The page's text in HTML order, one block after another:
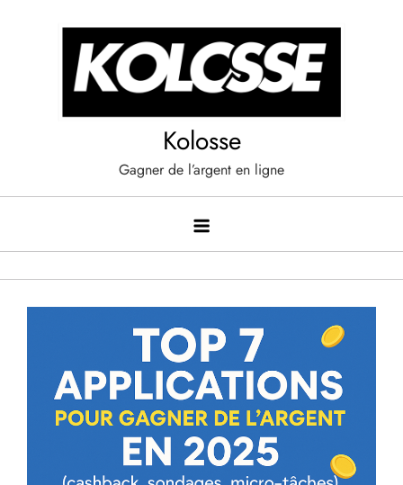
Kolosse
Gagner de l’argent en ligne